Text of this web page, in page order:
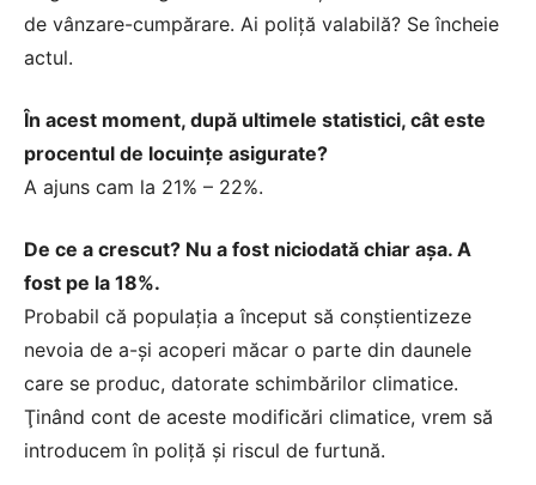
de vânzare-cumpărare. Ai poliţă valabilă? Se încheie
actul.
În acest moment, după ultimele statistici, cât este
procentul de locuinţe asigurate?
A ajuns cam la 21% – 22%.
De ce a crescut? Nu a fost niciodată chiar aşa. A
fost pe la 18%.
Probabil că populaţia a început să conştientizeze
nevoia de a-şi acoperi măcar o parte din daunele
care se produc, datorate schimbărilor climatice.
Ţinând cont de aceste modificări climatice, vrem să
introducem în poliţă şi riscul de furtună.